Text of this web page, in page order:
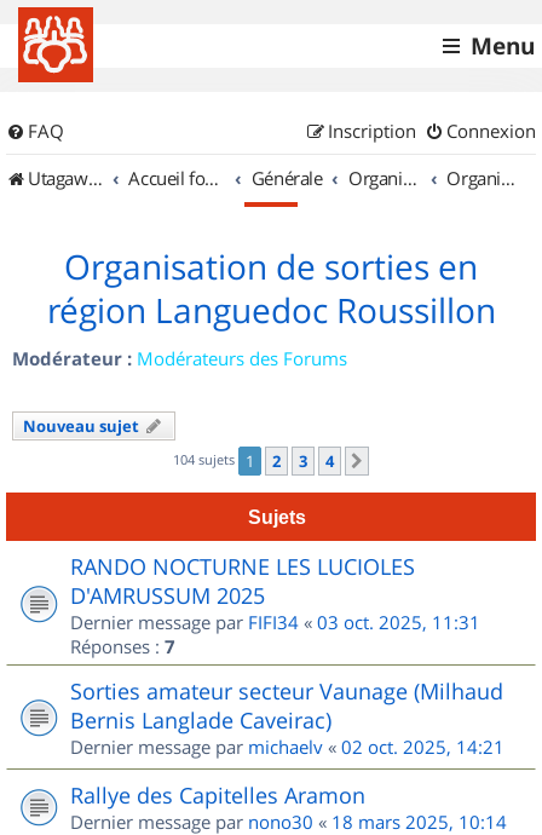
Menu
FAQ Connexion
Inscription
UtagawaVTT (Randos VTT et VTTAE avec traces GPS)
Accueil forum Générale Organisation de sorties & Recherche de partenaires Organisation de sorties en région Languedoc Roussillon
Organisation de sorties en
région Languedoc Roussillon
Modérateur : Modérateurs des Forums
Nouveau sujet
104 sujets 1 2 3 4
Sujets
RANDO NOCTURNE LES LUCIOLES
D'AMRUSSUM 2025
Dernier message par FIFI34 « 03 oct. 2025, 11:31
Réponses : 7
Sorties amateur secteur Vaunage (Milhaud
Bernis Langlade Caveirac)
Dernier message par michaelv « 02 oct. 2025, 14:21
Rallye des Capitelles Aramon
Dernier message par nono30 « 18 mars 2025, 10:14